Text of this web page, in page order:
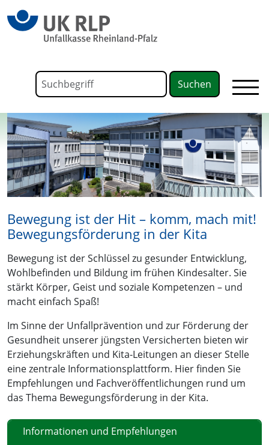
Formular für die Volltextsuche
Bewegung ist der Hit – komm, mach mit!
Bewegungsförderung in der Kita
Bewegung ist der Schlüssel zu gesunder Entwicklung,
Wohlbefinden und Bildung im frühen Kindesalter. Sie
stärkt Körper, Geist und soziale Kompetenzen – und
macht einfach Spaß!
Im Sinne der Unfallprävention und zur Förderung der
Gesundheit unserer jüngsten Versicherten bieten wir
Erziehungskräften und Kita-Leitungen an dieser Stelle
eine zentrale Informationsplattform. Hier finden Sie
Empfehlungen und Fachveröffentlichungen rund um
das Thema Bewegungsförderung in der Kita.
Informationen und Empfehlungen